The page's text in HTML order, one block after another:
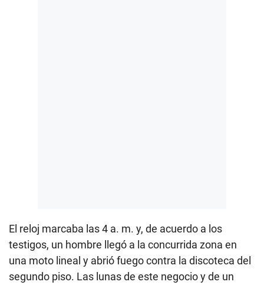
El reloj marcaba las 4 a. m. y, de acuerdo a los
testigos, un hombre llegó a la concurrida zona en
una moto lineal y abrió fuego contra la discoteca del
segundo piso. Las lunas de este negocio y de un